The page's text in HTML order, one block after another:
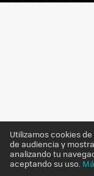
Sergio
Editor
Utilizamos cookies
de audiencia y
analizando tu
aceptando su uso.